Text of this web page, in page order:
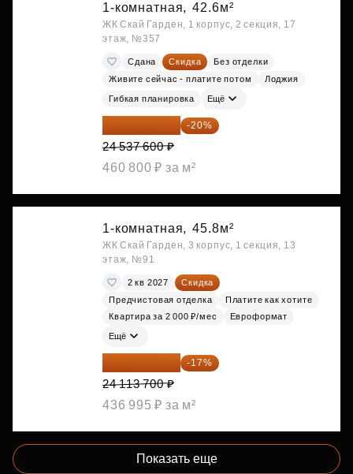
1-комнатная, 42.6м²
ЖК Скай Гарден, 1 корпус, 2 секция, 17
этаж, №357
Сдана Скидка
Без отделки
Живите сейчас - платите потом
Лоджия
Гибкая планировка Ещё
19 630 080 ₽ -20%
24 537 600 ₽
460 800 ₽ за м²
1-комнатная, 45.8м²
ЖК Скай Гарден, 3 корпус, 1 секция, 13
этаж, №91
2 кв 2027
Скидка
Предчистовая отделка
Платите как хотите
Квартира за 2 000 ₽/мес
Евроформат
Ещё
20 014 371 ₽ -17%
24 113 700 ₽
436 995 ₽ за м²
Показать еще